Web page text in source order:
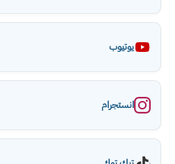
يوتيوب
انستجرام